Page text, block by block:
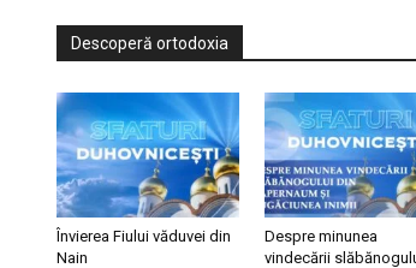
Descoperă ortodoxia
Învierea Fiului văduvei din
Nain
Despre minunea
vindecării